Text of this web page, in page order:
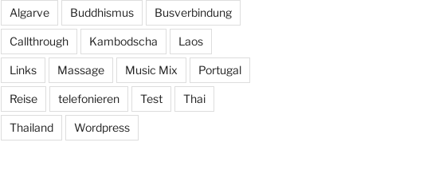
Algarve Buddhismus Busverbindung
Callthrough Kambodscha Laos
Links Massage Music Mix Portugal
Reise telefonieren Test Thai
Thailand Wordpress